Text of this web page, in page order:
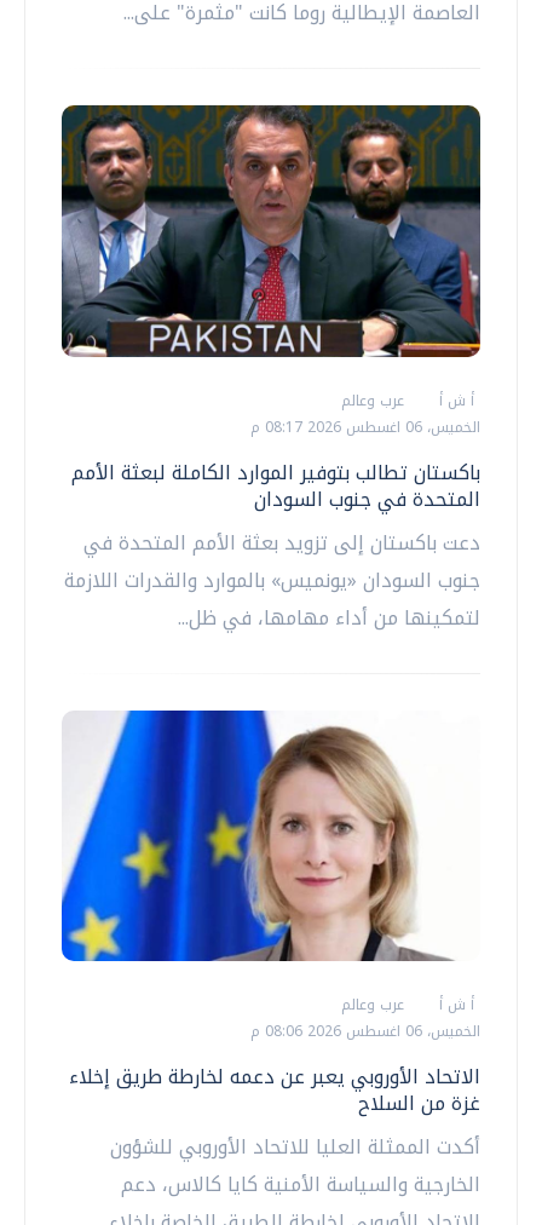
العاصمة الإيطالية روما كانت "مثمرة" على...
أ ش أ
عرب وعالم
الخميس، 06 اغسطس 2026 08:17 م
باكستان تطالب بتوفير الموارد الكاملة لبعثة الأمم
المتحدة في جنوب السودان
دعت باكستان إلى تزويد بعثة الأمم المتحدة في
جنوب السودان «يونميس» بالموارد والقدرات اللازمة
لتمكينها من أداء مهامها، في ظل...
أ ش أ
عرب وعالم
الخميس، 06 اغسطس 2026 08:06 م
الاتحاد الأوروبي يعبر عن دعمه لخارطة طريق إخلاء
غزة من السلاح
أكدت الممثلة العليا للاتحاد الأوروبي للشؤون
الخارجية والسياسة الأمنية كايا كالاس، دعم